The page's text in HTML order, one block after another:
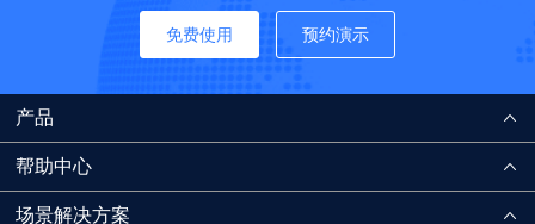
免费使用 预约演示
产品
帮助中心
场景解决方案